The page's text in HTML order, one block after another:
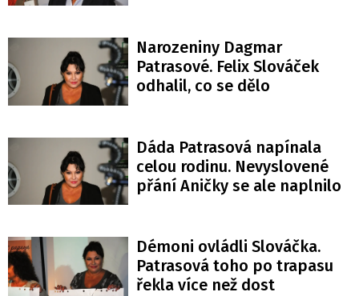
Narozeniny Dagmar
Patrasové. Felix Slováček
odhalil, co se dělo
Dáda Patrasová napínala
celou rodinu. Nevyslovené
přání Aničky se ale naplnilo
Démoni ovládli Slováčka.
Patrasová toho po trapasu
řekla více než dost